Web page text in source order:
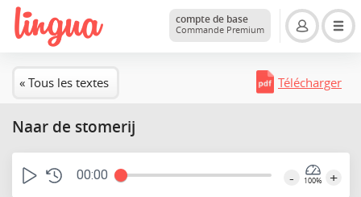
compte de base
Commande Premium
« Tous les textes Télécharger
Naar de stomerij
00:00 - 100% +